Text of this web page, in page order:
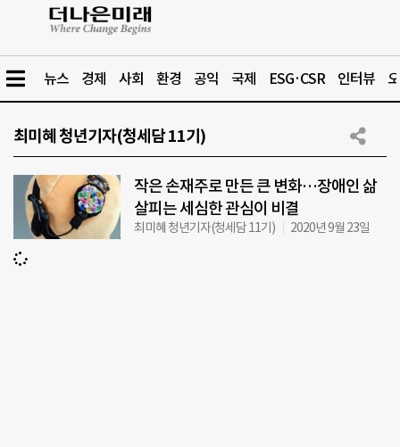
뉴스 경제 사회 환경 공익 국제 ESG·CSR 인터뷰
최미혜 청년기자(청세담 11기)
작은 손재주로 만든 큰 변화…장애인 삶
살피는 세심한 관심이 비결
최미혜 청년기자(청세담 11기) 2020년 9월 23일